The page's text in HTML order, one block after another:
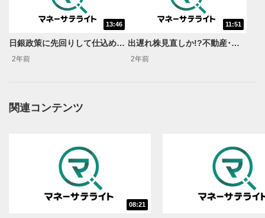
動画再生エリアにマウスを乗せると表示されます。
動画を再生または一時停止します。
10秒戻し/10秒送り
10秒、動画を巻き戻し/早送りします。
13:46
日銀政策に先回りして仕込め！金利上昇恩恵株5選！＜“Mr.ストップ高”天海源一郎の個別株TREASURE HUNTER＞
2年前
11:51
出遅れ株見直しか!?不動産･住宅株5選！＜“Mr.ストップ高”天海源一郎の個別株TREASURE HUNTER＞
2年前
関連コンテンツ
08:21